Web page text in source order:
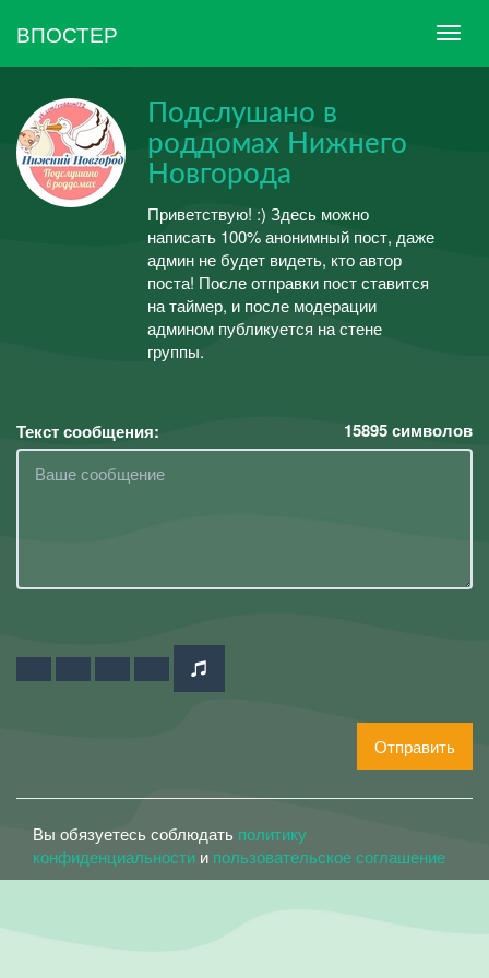
ВПОСТЕР
Подслушано в
роддомах Нижнего
Новгорода
Приветствую! :) Здесь можно
написать 100% анонимный пост, даже
админ не будет видеть, кто автор
поста! После отправки пост ставится
на таймер, и после модерации
админом публикуется на стене
группы.
Текст сообщения: 15895символов
Отправить
Вы обязуетесь соблюдать политику
конфиденциальности и пользовательское соглашение